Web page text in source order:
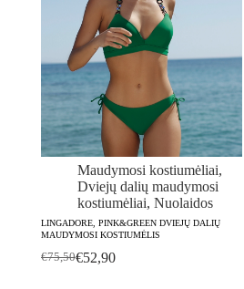
Maudymosi kostiumėliai,
Dviejų dalių maudymosi
kostiumėliai, Nuolaidos
LINGADORE, PINK&GREEN DVIEJŲ DALIŲ
MAUDYMOSI KOSTIUMĖLIS
€75,50Original
€52,90
Current